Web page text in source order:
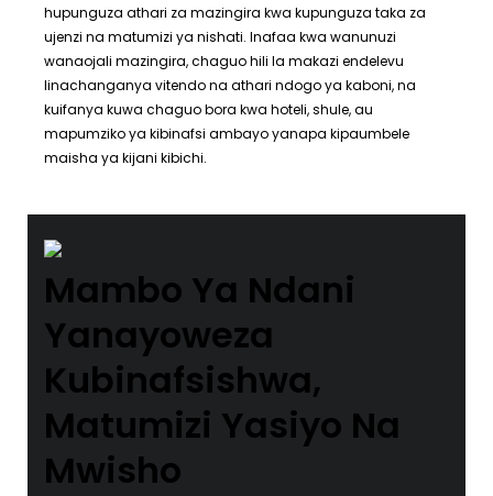
hupunguza athari za mazingira kwa kupunguza taka za
ujenzi na matumizi ya nishati. Inafaa kwa wanunuzi
wanaojali mazingira, chaguo hili la makazi endelevu
linachanganya vitendo na athari ndogo ya kaboni, na
kuifanya kuwa chaguo bora kwa hoteli, shule, au
mapumziko ya kibinafsi ambayo yanapa kipaumbele
maisha ya kijani kibichi.
Mambo Ya Ndani
Yanayoweza
Kubinafsishwa,
Matumizi Yasiyo Na
Mwisho